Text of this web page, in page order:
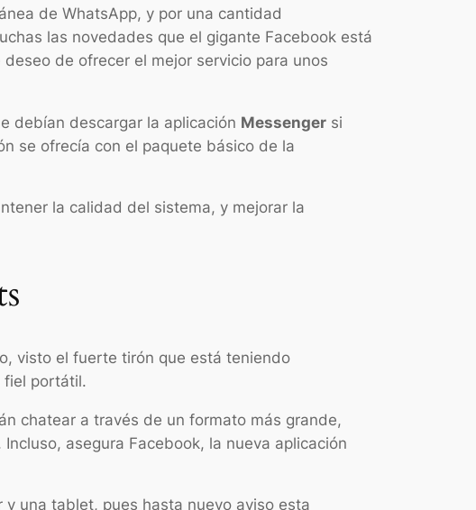
de WhatsApp, y por una cantidad
las novedades que el gigante Facebook está
de ofrecer el mejor servicio para unos
debían descargar la aplicación Messenger si
se ofrecía con el paquete básico de la
la calidad del sistema, y mejorar la
visto el fuerte tirón que está teniendo
fiel portátil.
chatear a través de un formato más grande,
asegura Facebook, la nueva aplicación
una tablet, pues hasta nuevo aviso esta